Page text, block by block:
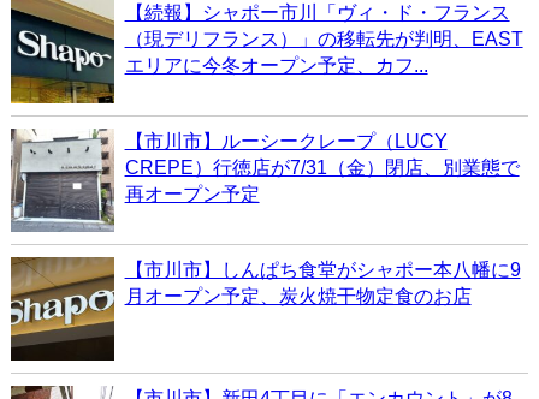
【続報】シャポー市川「ヴィ・ド・フランス
（現デリフランス）」の移転先が判明、EAST
エリアに今冬オープン予定、カフ...
【市川市】ルーシークレープ（LUCY
CREPE）行徳店が7/31（金）閉店、別業態で
再オープン予定
【市川市】しんぱち食堂がシャポー本八幡に9
月オープン予定、炭火焼干物定食のお店